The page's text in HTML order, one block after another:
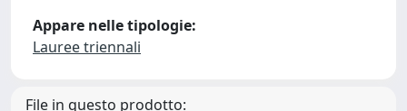
Appare nelle tipologie:
Lauree triennali
File in questo prodotto: